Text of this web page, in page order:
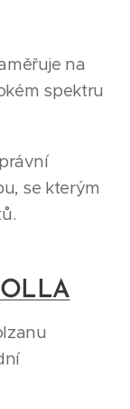
na
spektru
se kterým